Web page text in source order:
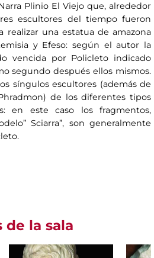
Plinio El Viejo que, alrededor
escultores del tiempo fueron
realizar una estatua de amazona
y Efeso: según el autor la
vencida por Policleto indicado
segundo después ellos mismos.
síngulos escultores (además de
de los diferentes tipos
en este caso los fragmentos,
Sciarra”, son generalmente
de la sala